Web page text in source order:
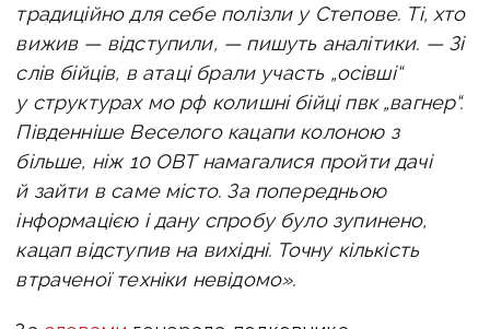
традиційно для себе полізли у Степове. Ті, хто
вижив — відступили, — пишуть аналітики. — Зі
слів бійців, в атаці брали участь „осівші“
у структурах мо рф колишні бійці пвк „вагнер“.
Південніше Веселого кацапи колоною з
більше, ніж 10 ОВТ намагалися пройти дачі
й зайти в саме місто. За попередньою
інформацією і дану спробу було зупинено,
кацап відступив на вихідні. Точну кількість
втраченої техніки невідомо».